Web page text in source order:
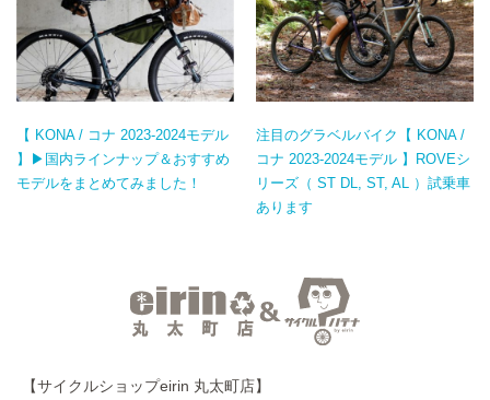
【 KONA / コナ 2023-2024モデル
】▶国内ラインナップ＆おすすめ
モデルをまとめてみました！
注目のグラベルバイク【 KONA /
コナ 2023-2024モデル 】ROVEシ
リーズ（ ST DL, ST, AL ）試乗車
あります
【サイクルショップeirin 丸太町店】